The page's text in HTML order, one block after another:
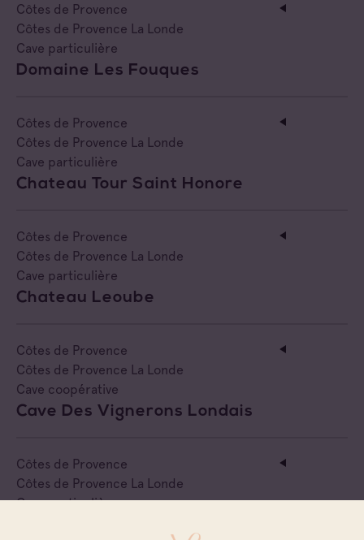
Côtes de Provence
Côtes de Provence La Londe
Cave particulière
Domaine Les Fouques
Côtes de Provence
Côtes de Provence La Londe
Cave particulière
Chateau Tour Saint Honore
Côtes de Provence
Côtes de Provence La Londe
Cave particulière
Chateau Leoube
Côtes de Provence
Côtes de Provence La Londe
Cave coopérative
Cave Des Vignerons Londais
Côtes de Provence
Côtes de Provence La Londe
Cave particulière